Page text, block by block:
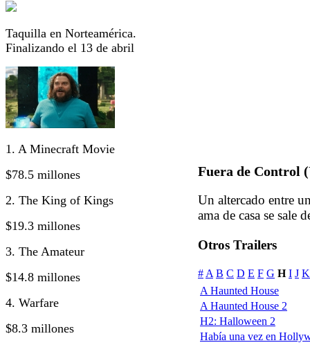
Taquilla en Norteamérica.
Finalizando el 13 de abril
1. A Minecraft Movie
$78.5 millones
2. The King of Kings
$19.3 millones
3. The Amateur
$14.8 millones
4. Warfare
$8.3 millones
Fuera de Control
Un altercado entre
ama de casa se sale
Otros Trailers
# A B C D E F G H I J K
A Haunted House
A Haunted House 2
H2: Halloween 2
Había una vez en